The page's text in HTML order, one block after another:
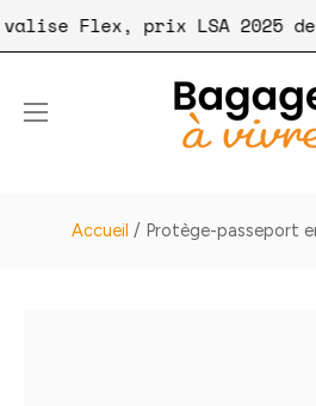
Aller valise Flex, prix LSA
Ouvrir
Accueil / Protège-passeport